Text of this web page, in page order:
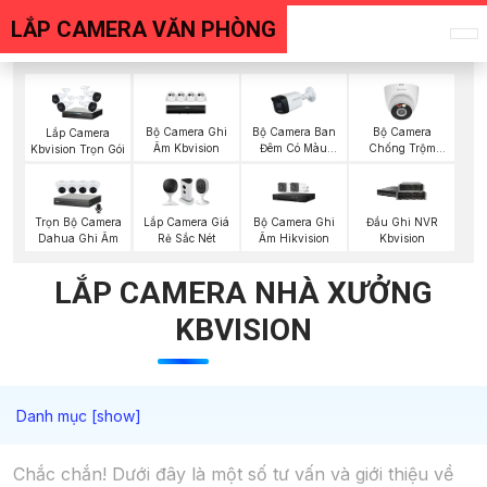
LẮP CAMERA VĂN PHÒNG
Lắp Camera
Kbvision Trọn Gói
Bộ Camera Ghi
Âm Kbvision
Bộ Camera Ban
Đêm Có Màu
Bộ Camera
Chống Trộm
Trọn Bộ Camera
Dahua Ghi Âm
Lắp Camera Giá
Rẻ Sắc Nét
Bộ Camera Ghi
Âm Hikvision
Đầu Ghi NVR
Kbvision
LẮP CAMERA NHÀ XƯỞNG
KBVISION
Chắc chắn! Dưới đây là một số tư vấn và giới thiệu về